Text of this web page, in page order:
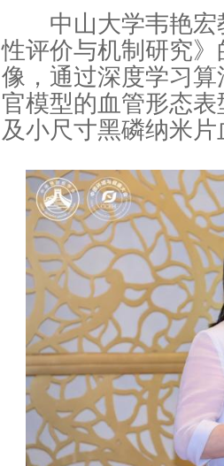
中山大学韦艳宏
性评价与机制研究
像，通过深度学习
官模型的血管形态
及小尺寸黑磷纳米